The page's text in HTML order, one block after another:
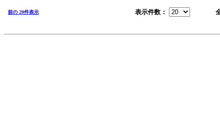
前の 20件表示 表示件数：